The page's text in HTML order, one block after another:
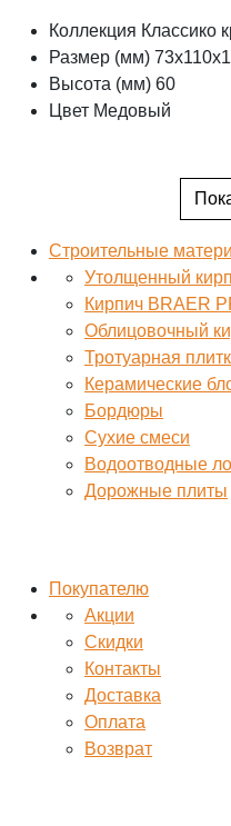
Коллекция Классико
Размер (мм)
Высота (мм) 60
Цвет Медовый
Строительные
Утолщенный
Кирпич BRAER
Облицовочный
Тротуарная
Керамические
Бордюры
Сухие смеси
Водоотводные
Дорожные плиты
Покупателю
Акции
Скидки
Контакты
Доставка
Оплата
Возврат